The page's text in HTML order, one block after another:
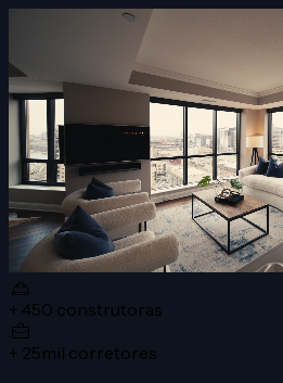
+ 450 construtoras
+ 25mil corretores